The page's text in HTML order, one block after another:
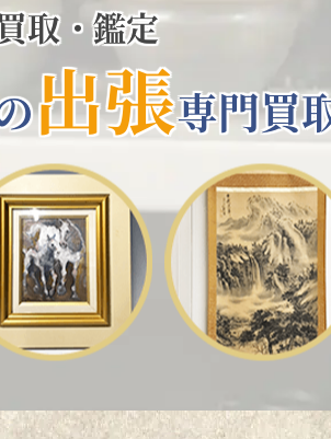
取・鑑定
出張専門買